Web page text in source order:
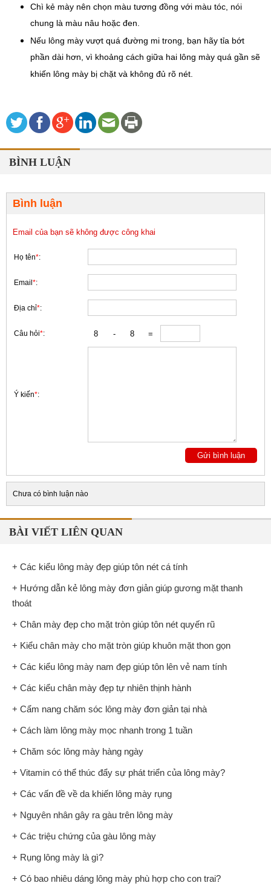
Chì kẻ mày nên chọn màu tương đồng với màu tóc, nói
chung là màu nâu hoặc đen.
Nếu lông mày vượt quá đường mi trong, bạn hãy tỉa bớt
phần dài hơn, vì khoảng cách giữa hai lông mày quá gần sẽ
khiến lông mày bị chặt và không đủ rõ nét.
BÌNH LUẬN
Bình luận
Email của bạn sẽ không được công khai
Họ tên*:
Email *:
Địa chỉ*:
Câu hỏi*:
Ý kiến*:
Chưa có bình luận nào
BÀI VIẾT LIÊN QUAN
+ Các kiểu lông mày đẹp giúp tôn nét cá tính
+ Hướng dẫn kẻ lông mày đơn giản giúp gương mặt thanh
thoát
+ Chân mày đẹp cho mặt tròn giúp tôn nét quyến rũ
+ Kiểu chân mày cho mặt tròn giúp khuôn mặt thon gọn
+ Các kiểu lông mày nam đẹp giúp tôn lên vẻ nam tính
+ Các kiểu chân mày đẹp tự nhiên thịnh hành
+ Cẩm nang chăm sóc lông mày đơn giản tại nhà
+ Cách làm lông mày mọc nhanh trong 1 tuần
+ Chăm sóc lông mày hàng ngày
+ Vitamin có thể thúc đẩy sự phát triển của lông mày?
+ Các vấn đề về da khiến lông mày rụng
+ Nguyên nhân gây ra gàu trên lông mày
+ Các triệu chứng của gàu lông mày
+ Rụng lông mày là gì?
+ Có bao nhiêu dáng lông mày phù hợp cho con trai?